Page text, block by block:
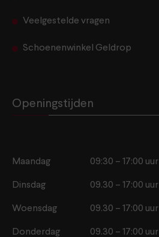
Veelgestelde vragen
Schoenenwinkel Geldrop
Openingstijden
Maandag 09:30 – 17:00 uur
Dinsdag 09.30 – 17:00 uur
Woensdag 09.30 – 17:00 uur
Donderdag 09.30 – 17:00 uur